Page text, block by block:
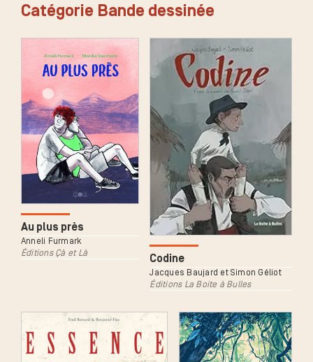
Catégorie Bande dessinée
Au plus près
Anneli Furmark
Éditions Çà et Là
Codine
Jacques Baujard et Simon Géliot
Éditions La Boite à Bulles